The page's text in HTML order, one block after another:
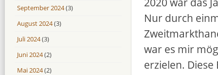
Nur durch
war es mir
erzielen. Diese
September 2024(3)
August 2024(3)
Juli 2024(3)
Juni 2024(2)
Mai 2024(2)